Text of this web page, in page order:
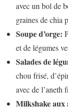
avec un bol de
graines de chia
Soupe d’orge:
et de légumes
Salades de
chou frisé,
avec de l’aneth
Milkshake aux